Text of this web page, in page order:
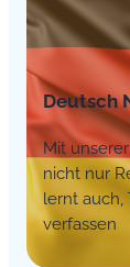
Deutsch
Mit
nicht nur
lernt auch,
verfassen